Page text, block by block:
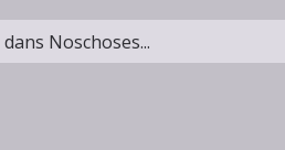
Noschoses...